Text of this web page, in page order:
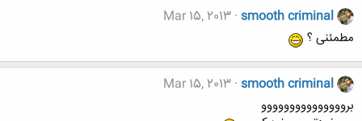
smooth criminal
Mar 15, 2013
مطمئنی ؟
smooth criminal
Mar 15, 2013
برووووووووووووووو